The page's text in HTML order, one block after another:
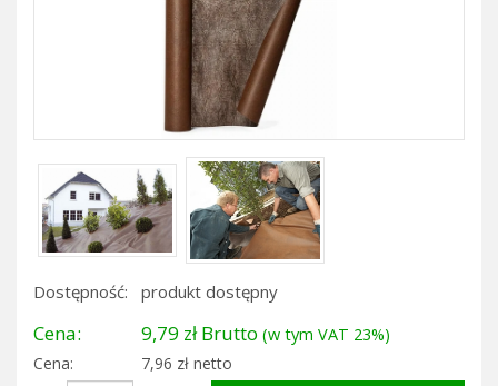
Dostępność: produkt dostępny
Cena: 9,79 zł Brutto (w tym VAT 23%)
Cena:
7,96 zł netto